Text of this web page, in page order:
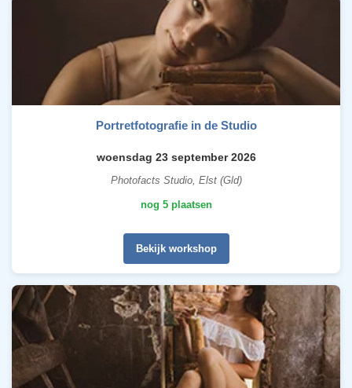
Portretfotografie in de Studio
woensdag 23 september 2026
Photofacts Studio, Elst (Gld)
nog 5 plaatsen
Bekijk workshop